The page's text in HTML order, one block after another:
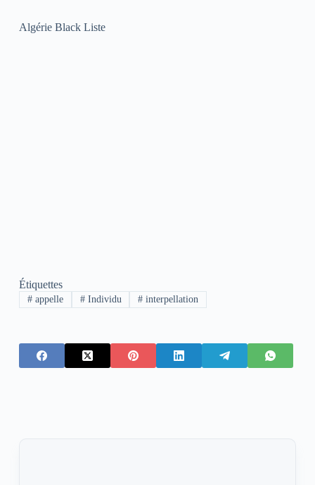
Algérie Black Liste
Étiquettes
#appelle #Individu # interpellation